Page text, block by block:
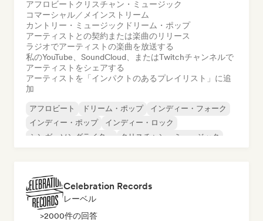
アフロビート クリスチャン・ミュージック
コマーシャル／メインストリーム
カントリー・ミュージック ドリーム・ポップ
アーティストとの契約または楽曲のリリース
ラジオでアーティストの楽曲を放送する
私のYouTube、SoundCloud、またはTwitchチャンネルで
アーティストをシェアする
アーティストを「インパクトのあるプレイリスト」に追
加
アフロビート ドリーム・ポップ
インディー・フォーク
インディー・ポップ
インディー・ロック
シンガーソングライター
クリスチャン・ミュージック
Celebration Records
レーベル
>2000件の回答